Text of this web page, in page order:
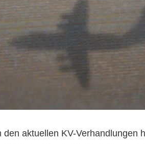
aktuellen KV-Verhandlungen